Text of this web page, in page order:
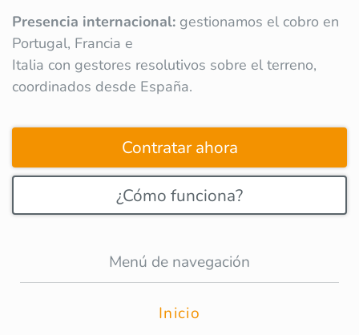
Presencia internacional: gestionamos el cobro en
Portugal, Francia e
Italia con gestores resolutivos sobre el terreno,
coordinados desde España.
Contratar ahora
¿Cómo funciona?
Menú de navegación
Inicio